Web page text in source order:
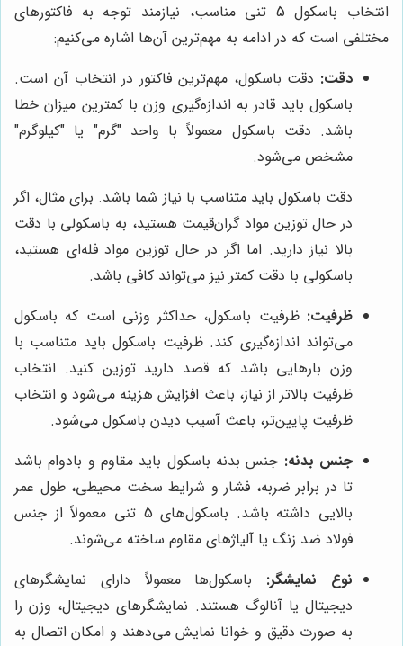
انتخاب باسکول 5 تنی مناسب، نیازمند توجه به فاکتورهای
مختلفی است که در ادامه به مهم‌ترین آن‌ها اشاره می‌کنیم:
دقت: دقت باسکول، مهم‌ترین فاکتور در انتخاب آن است.
باسکول باید قادر به اندازه‌گیری وزن با کمترین میزان خطا
باشد. دقت باسکول معمولاً با واحد "گرم" یا "کیلوگرم"
مشخص می‌شود.
دقت باسکول باید متناسب با نیاز شما باشد. برای مثال، اگر
در حال توزین مواد گران‌قیمت هستید، به باسکولی با دقت
بالا نیاز دارید. اما اگر در حال توزین مواد فله‌ای هستید،
باسکولی با دقت کمتر نیز می‌تواند کافی باشد.
ظرفیت: ظرفیت باسکول، حداکثر وزنی است که باسکول
می‌تواند اندازه‌گیری کند. ظرفیت باسکول باید متناسب با
وزن بارهایی باشد که قصد دارید توزین کنید. انتخاب
ظرفیت بالاتر از نیاز، باعث افزایش هزینه می‌شود و انتخاب
ظرفیت پایین‌تر، باعث آسیب دیدن باسکول می‌شود.
جنس بدنه: جنس بدنه باسکول باید مقاوم و بادوام باشد
تا در برابر ضربه، فشار و شرایط سخت محیطی، طول عمر
بالایی داشته باشد. باسکول‌های 5 تنی معمولاً از جنس
فولاد ضد زنگ یا آلیاژهای مقاوم ساخته می‌شوند.
نوع نمایشگر: باسکول‌ها معمولاً دارای نمایشگرهای
دیجیتال یا آنالوگ هستند. نمایشگرهای دیجیتال، وزن را
به صورت دقیق و خوانا نمایش می‌دهند و امکان اتصال به